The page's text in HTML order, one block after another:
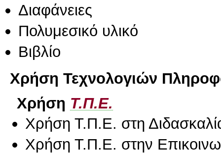
Διαφάνειες
Πολυμεσικό υλικό
Βιβλίο
Χρήση Τεχνολογιών
Χρήση Τ.Π.Ε.
Χρήση Τ.Π.Ε. στη
Χρήση Τ.Π.Ε. στην